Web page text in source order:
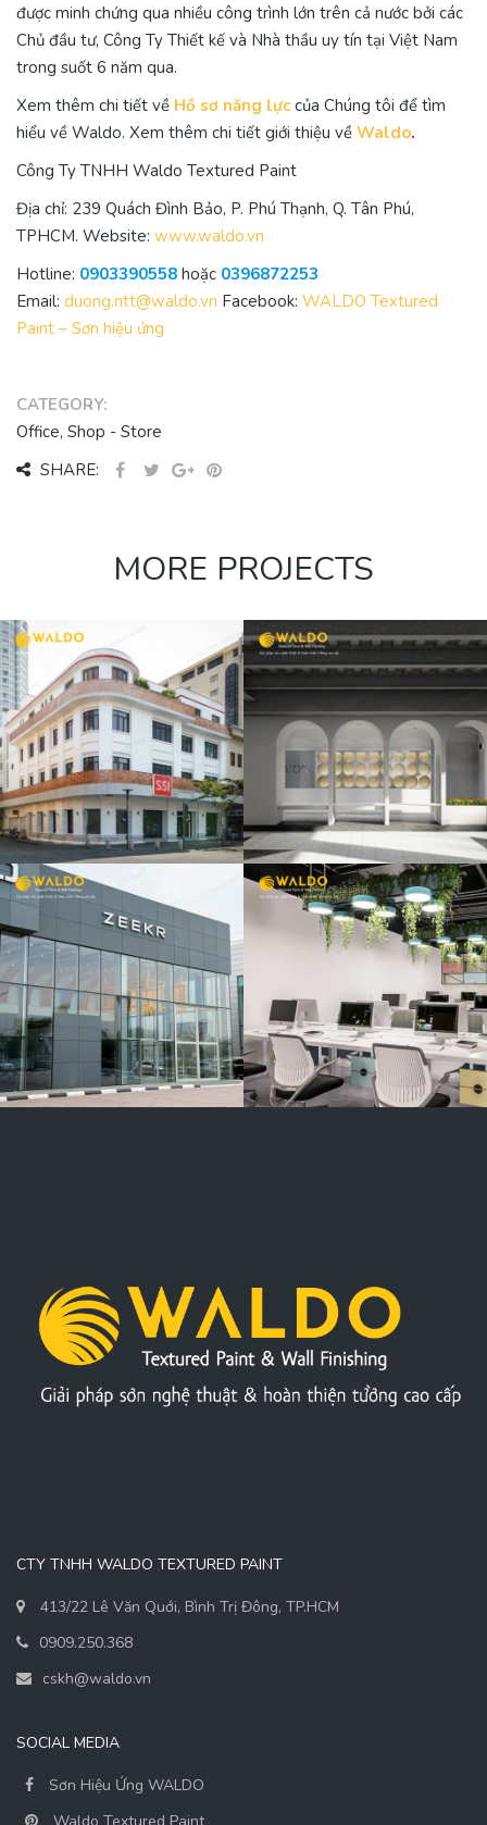
được minh chứng qua nhiều công trình lớn trên cả nước bởi các
Chủ đầu tư, Công Ty Thiết kế và Nhà thầu uy tín tại Việt Nam
trong suốt 6 năm qua.
Xem thêm chi tiết về Hồ sơ năng lựccủa Chúng tôi để tìm
hiểu về Waldo. Xem thêm chi tiết giới thiệu về Waldo.
Công Ty TNHH Waldo Textured Paint
Địa chỉ: 239 Quách Đình Bảo, P. Phú Thạnh, Q. Tân Phú,
TPHCM. Website: www.waldo.vn
Hotline: 0903390558 hoặc 0396872253
Email: duong.ntt@waldo.vn Facebook: WALDO Textured
Paint – Sơn hiệu ứng
CATEGORY:
Office, Shop - Store
SHARE:
MORE PROJECTS
VĂN PHÒNG
AKYN
VĂN PHÒNG
AKA
FURNITURE
CTY TNHH WALDO TEXTURED PAINT
413/22 Lê Văn Quới, Bình Trị Đông, TP.HCM
0909.250.368
cskh@waldo.vn
SOCIAL MEDIA
Sơn Hiệu Ứng WALDO